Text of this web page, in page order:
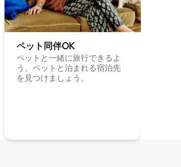
ペット同⁠伴OK
ペットと一緒に旅行できるよ
う、ペットと泊まれる宿泊先
を見つけましょう。